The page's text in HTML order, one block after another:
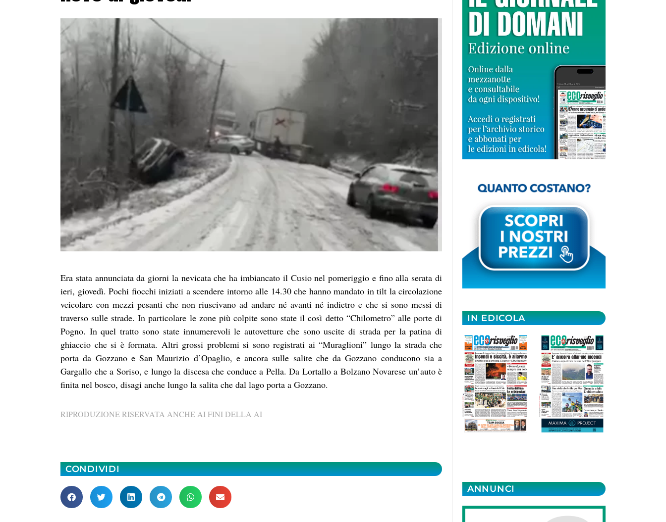
Era stata annunciata da giorni la nevicata che ha imbiancato il Cusio nel pomeriggio e fino alla serata di
ieri, giovedì. Pochi fiocchi iniziati a scendere intorno alle 14.30 che hanno mandato in tilt la circolazione
veicolare con mezzi pesanti che non riuscivano ad andare né avanti né indietro e che si sono messi di
traverso sulle strade. In particolare le zone più colpite sono state il così detto “Chilometro” alle porte di
Pogno. In quel tratto sono state innumerevoli le autovetture che sono uscite di strada per la patina di
ghiaccio che si è formata. Altri grossi problemi si sono registrati ai “Muraglioni” lungo la strada che
porta da Gozzano e San Maurizio d’Opaglio, e ancora sulle salite che da Gozzano conducono sia a
Gargallo che a Soriso, e lungo la discesa che conduce a Pella. Da Lortallo a Bolzano Novarese un’auto è
finita nel bosco, disagi anche lungo la salita che dal lago porta a Gozzano.
RIPRODUZIONE RISERVATA ANCHE AI FINI DELLA AI
CONDIVIDI
IN EDICOLA
ANNUNCI